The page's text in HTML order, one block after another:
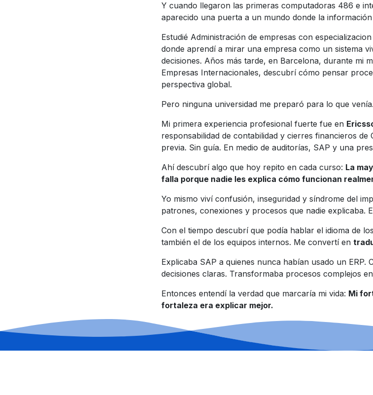
Y cuando llegaron las primeras computadoras 486 e
aparecido una puerta a un mundo donde la
Estudié Administración de empresas con
donde aprendí a mirar una empresa como un sistema
decisiones. Años más tarde, en Barcelona, durante mi
Empresas Internacionales, descubrí cómo pensar
perspectiva global.
Pero ninguna universidad me preparó para lo que venía.
Mi primera experiencia profesional fuerte fue en
responsabilidad de contabilidad y cierres financieros de
previa. Sin guía. En medio de auditorías, SAP y una
Ahí descubrí algo que hoy repito en cada curso: La
falla porque nadie les explica cómo funcionan
Yo mismo viví confusión, inseguridad y síndrome del
patrones, conexiones y procesos que nadie explicaba.
Con el tiempo descubrí que podía hablar el idioma de
también el de los equipos internos. Me convertí en
Explicaba SAP a quienes nunca habían usado un
decisiones claras. Transformaba procesos complejos
Entonces entendí la verdad que marcaría mi vida: Mi
fortaleza era explicar mejor.